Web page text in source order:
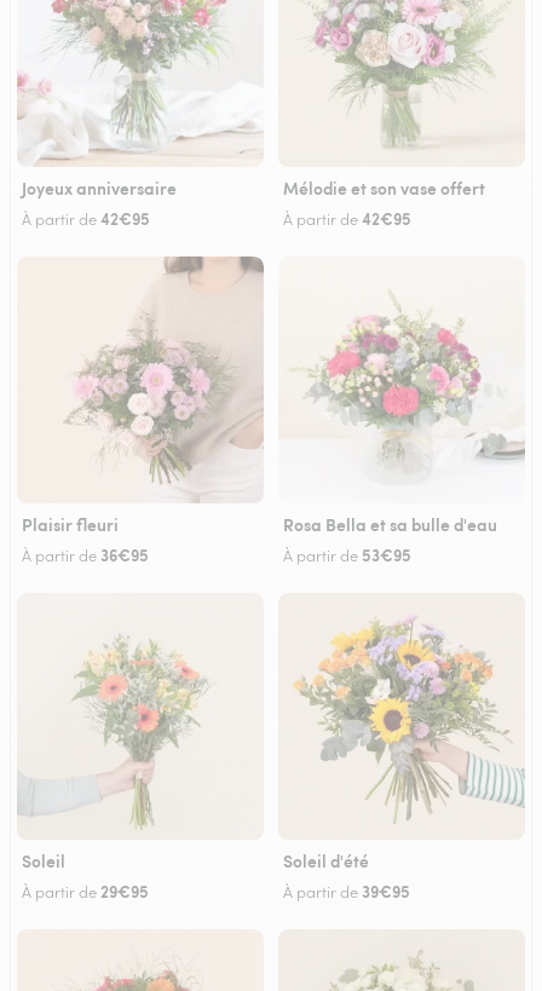
Joyeux anniversaire
À partir de42€95
Mélodie et son vase offert
À partir de42€95
Plaisir fleuri
À partir de 36€95
Rosa Bella et sa bulle d'eau
À partir de 53€95
Soleil
À partir de29€95
Soleil d'été
À partir de 39€95